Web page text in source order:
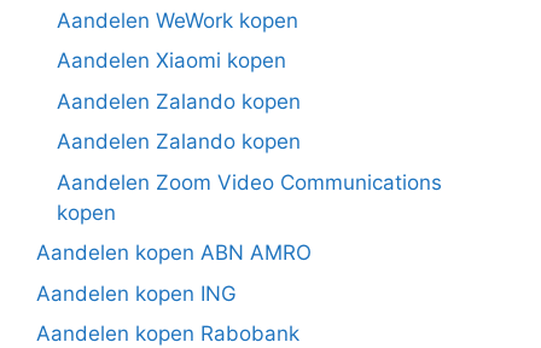
Aandelen WeWork kopen
Aandelen Xiaomi kopen
Aandelen Zalando kopen
Aandelen Zalando kopen
Aandelen Zoom Video Communications
kopen
Aandelen kopen ABN AMRO
Aandelen kopen ING
Aandelen kopen Rabobank